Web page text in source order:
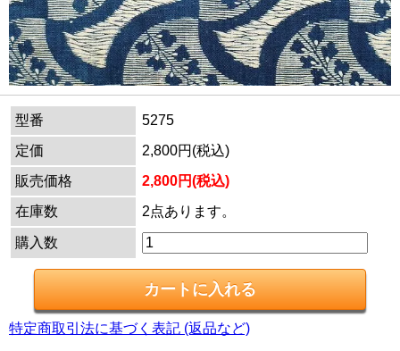
型番
5275
定価
2,800円(税込)
販売価格
2,800円(税込)
在庫数
2点あります。
購入数
特定商取引法に基づく表記 (返品など)